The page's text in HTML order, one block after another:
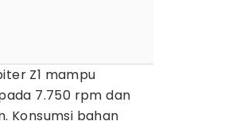
Z1 mampu
7.750 rpm dan
Konsumsi bahan